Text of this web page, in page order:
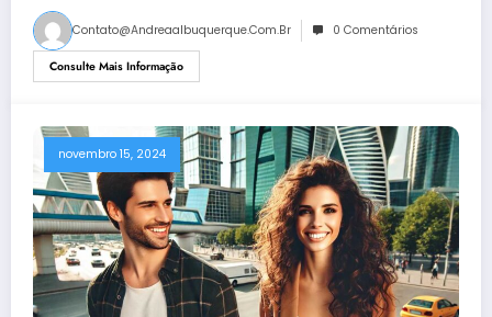
Contato@andreaalbuquerque.com.br 0 Comentários
Consulte Mais Informação
novembro 15, 2024